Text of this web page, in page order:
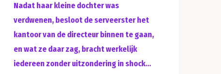
Nadat haar kleine dochter was
verdwenen, besloot de serveerster het
kantoor van de directeur binnen te gaan,
en wat ze daar zag, bracht werkelijk
iedereen zonder uitzondering in shock…